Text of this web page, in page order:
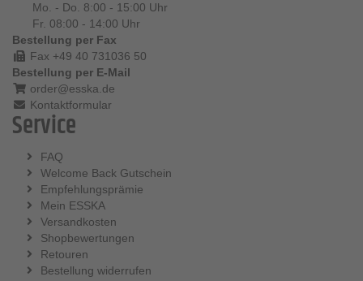
Mo. - Do. 8:00 - 15:00 Uhr
Fr. 08:00 - 14:00 Uhr
Bestellung per Fax
Fax +49 40 731036 50
Bestellung per E-Mail
order@esska.de
Kontaktformular
Service
FAQ
Welcome Back Gutschein
Empfehlungsprämie
Mein ESSKA
Versandkosten
Shopbewertungen
Retouren
Bestellung widerrufen